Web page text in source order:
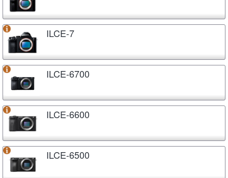
ILCE-7
ILCE-6700
ILCE-6600
ILCE-6500